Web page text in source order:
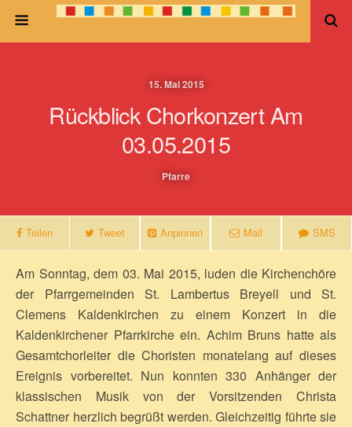
15. Mai 2015
Rückblick Chorkonzert Am
03.05.2015
Pfarre
Teilen Tweet Anpinnen Mail SMS
Am Sonntag, dem 03. Mai 2015, luden die Kirchenchöre
der Pfarrgemeinden St. Lambertus Breyell und St.
Clemens Kaldenkirchen zu einem Konzert in die
Kaldenkirchener Pfarrkirche ein. Achim Bruns hatte als
Gesamtchorleiter die Choristen monatelang auf dieses
Ereignis vorbereitet. Nun konnten 330 Anhänger der
klassischen Musik von der Vorsitzenden Christa
Schattner herzlich begrüßt werden. Gleichzeitig führte sie